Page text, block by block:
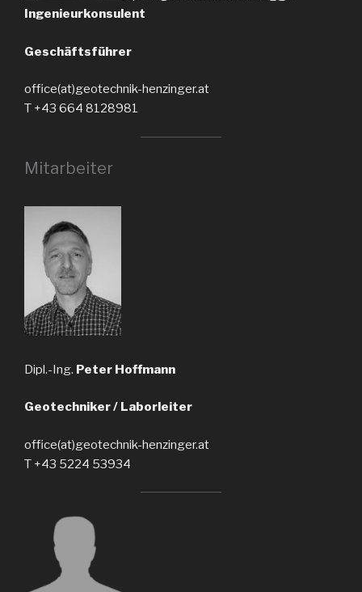
Ingenieurkonsulent
Geschäftsführer
office(at)geotechnik-henzinger.at
T +43 664 8128981
Mitarbeiter
Dipl.-Ing. Peter Hoffmann
Geotechniker / Laborleiter
office(at)geotechnik-henzinger.at
T +43 5224 53934